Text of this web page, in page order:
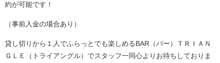
約が可能です！
（事前入金の場合あり）
貸し切りから１人でふらっとでも楽しめるBAR（バー）ＴＲＩＡＮ
ＧＬＥ（トライアングル）でスタッフ一同心よりお待ちしておりま